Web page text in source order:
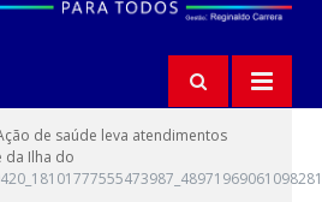
de saúde leva atendimentos
da Ilha do